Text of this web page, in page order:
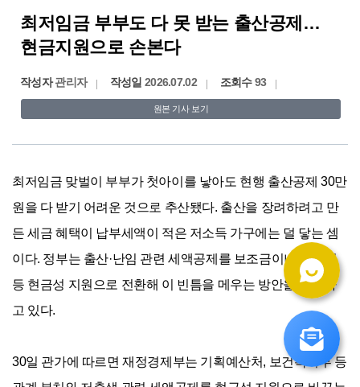
최저임금 부부도 다 못 받는 출산공제…
현금지원으로 손본다
작성자관리자 작성일 2026.07.02 조회수93
원본 기사 보기
최저임금 맞벌이 부부가 첫아이를 낳아도 현행 출산공제 30만
원을 다 받기 어려운 것으로 추산됐다. 출산을 장려하려고 만
든 세금 혜택이 납부세액이 적은 저소득 가구에는 덜 닿는 셈
이다. 정부는 출산·난임 관련 세액공제를 보조금이나 바우처
등 현금성 지원으로 전환해 이 빈틈을 메우는 방안을 검토하
고 있다.
30일 관가에 따르면 재정경제부는 기획예산처, 보건복지부 등